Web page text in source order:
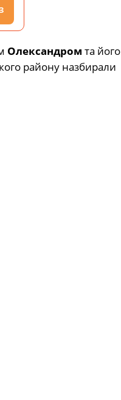
Олександром та його
району назбирали